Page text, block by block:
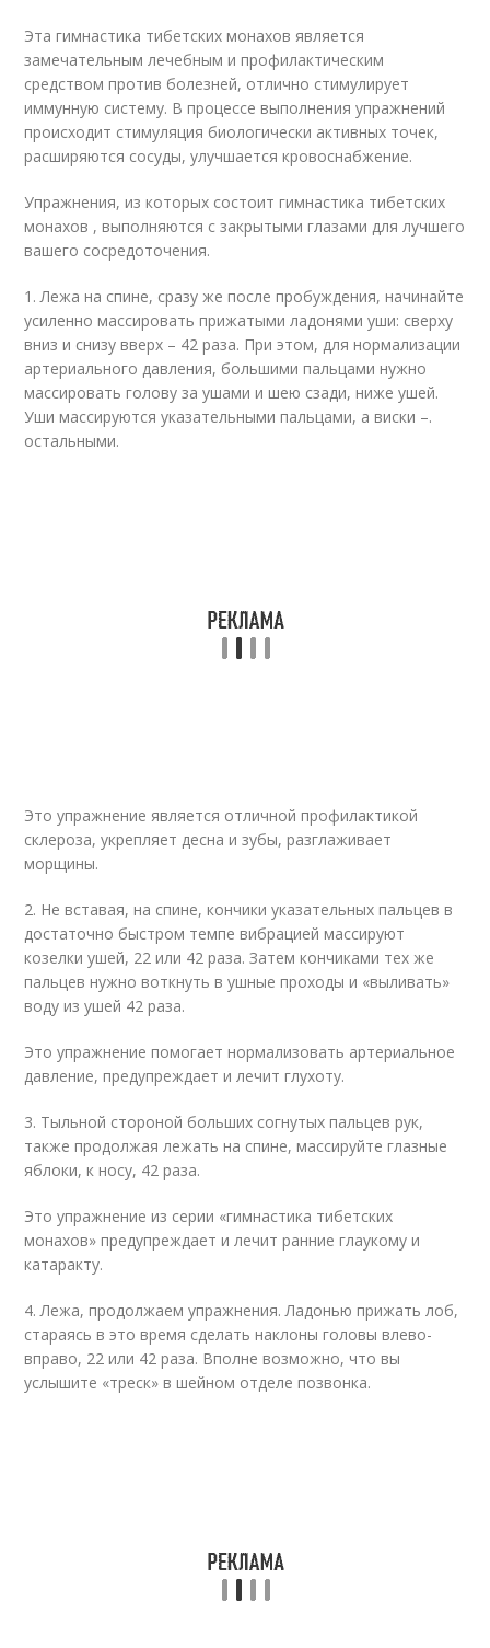
Эта гимнастика тибетских монахов является
замечательным лечебным и профилактическим
средством против болезней, отлично стимулирует
иммунную систему. В процессе выполнения упражнений
происходит стимуляция биологически активных точек,
расширяются сосуды, улучшается кровоснабжение.
Упражнения, из которых состоит гимнастика тибетских
монахов , выполняются с закрытыми глазами для лучшего
вашего сосредоточения.
1. Лежа на спине, сразу же после пробуждения, начинайте
усиленно массировать прижатыми ладонями уши: сверху
вниз и снизу вверх – 42 раза. При этом, для нормализации
артериального давления, большими пальцами нужно
массировать голову за ушами и шею сзади, ниже ушей.
Уши массируются указательными пальцами, а виски –.
остальными.
Это упражнение является отличной профилактикой
склероза, укрепляет десна и зубы, разглаживает
морщины.
2. Не вставая, на спине, кончики указательных пальцев в
достаточно быстром темпе вибрацией массируют
козелки ушей, 22 или 42 раза. Затем кончиками тех же
пальцев нужно воткнуть в ушные проходы и «выливать»
воду из ушей 42 раза.
Это упражнение помогает нормализовать артериальное
давление, предупреждает и лечит глухоту.
3. Тыльной стороной больших согнутых пальцев рук,
также продолжая лежать на спине, массируйте глазные
яблоки, к носу, 42 раза.
Это упражнение из серии «гимнастика тибетских
монахов» предупреждает и лечит ранние глаукому и
катаракту.
4. Лежа, продолжаем упражнения. Ладонью прижать лоб,
стараясь в это время сделать наклоны головы влево-
вправо, 22 или 42 раза. Вполне возможно, что вы
услышите «треск» в шейном отделе позвонка.